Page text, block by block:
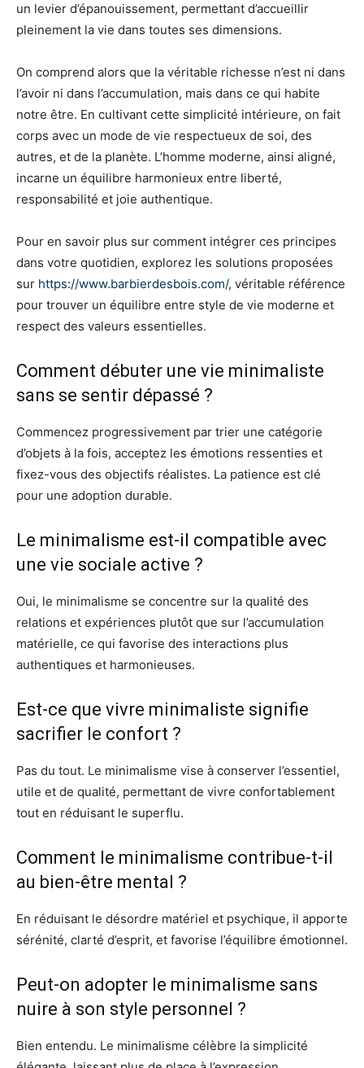
un levier d’épanouissement, permettant d’accueillir
pleinement la vie dans toutes ses dimensions.
On comprend alors que la véritable richesse n’est ni dans
l’avoir ni dans l’accumulation, mais dans ce qui habite
notre être. En cultivant cette simplicité intérieure, on fait
corps avec un mode de vie respectueux de soi, des
autres, et de la planète. L’homme moderne, ainsi aligné,
incarne un équilibre harmonieux entre liberté,
responsabilité et joie authentique.
Pour en savoir plus sur comment intégrer ces principes
dans votre quotidien, explorez les solutions proposées
sur https://www.barbierdesbois.com/, véritable référence
pour trouver un équilibre entre style de vie moderne et
respect des valeurs essentielles.
Comment débuter une vie minimaliste
sans se sentir dépassé ?
Commencez progressivement par trier une catégorie
d’objets à la fois, acceptez les émotions ressenties et
fixez-vous des objectifs réalistes. La patience est clé
pour une adoption durable.
Le minimalisme est-il compatible avec
une vie sociale active ?
Oui, le minimalisme se concentre sur la qualité des
relations et expériences plutôt que sur l’accumulation
matérielle, ce qui favorise des interactions plus
authentiques et harmonieuses.
Est-ce que vivre minimaliste signifie
sacrifier le confort ?
Pas du tout. Le minimalisme vise à conserver l’essentiel,
utile et de qualité, permettant de vivre confortablement
tout en réduisant le superflu.
Comment le minimalisme contribue-t-il
au bien-être mental ?
En réduisant le désordre matériel et psychique, il apporte
sérénité, clarté d’esprit, et favorise l’équilibre émotionnel.
Peut-on adopter le minimalisme sans
nuire à son style personnel ?
Bien entendu. Le minimalisme célèbre la simplicité